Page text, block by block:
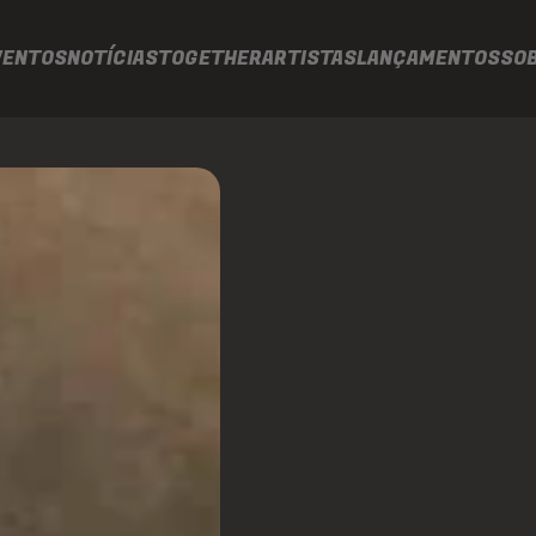
NOTÍCIASTOGETHERARTISTASLANÇAMENTOS